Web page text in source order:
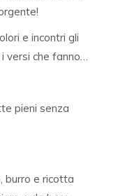
e incontri gli
versi che fanno…
pieni senza
burro e ricotta